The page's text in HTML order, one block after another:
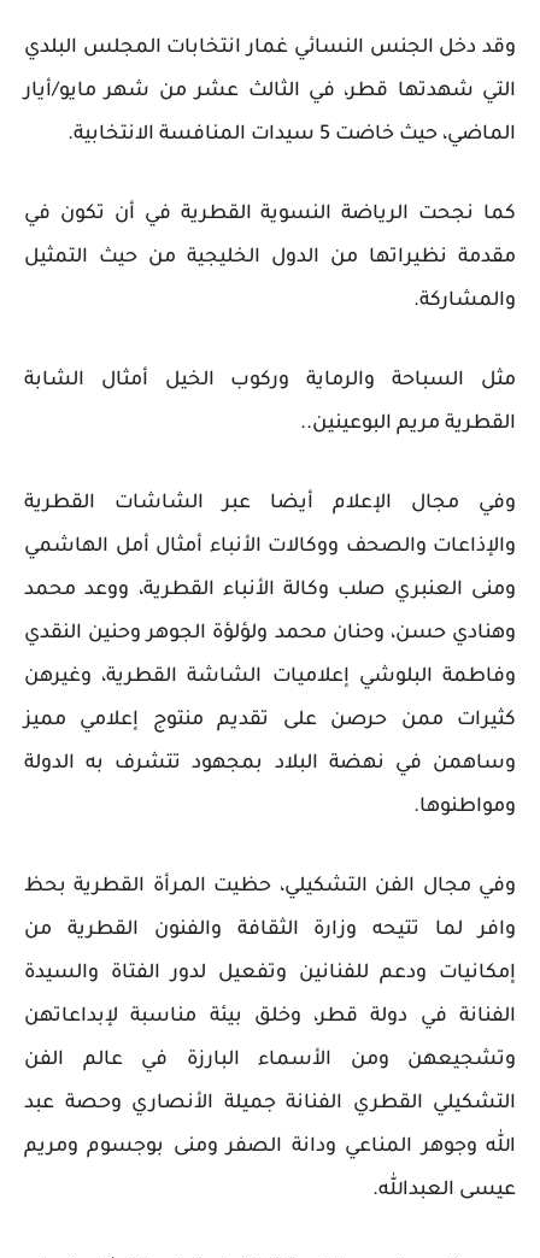
وقد دخل الجنس النسائي غمار انتخابات المجلس البلدي
التي شهدتها قطر، في الثالث عشر من شهر مايو/أيار
الماضي، حيث خاضت 5 سيدات المنافسة الانتخابية.
كما نجحت الرياضة النسوية القطرية في أن تكون في
مقدمة نظيراتها من الدول الخليجية من حيث التمثيل
والمشاركة.
مثل السباحة والرماية وركوب الخيل أمثال الشابة
القطرية مريم البوعينين..
وفي مجال الإعلام أيضا عبر الشاشات القطرية
والإذاعات والصحف ووكالات الأنباء أمثال أمل الهاشمي
ومنى العنبري صلب وكالة الأنباء القطرية، ووعد محمد
وهنادي حسن، وحنان محمد ولؤلؤة الجوهر وحنين النقدي
وفاطمة البلوشي إعلاميات الشاشة القطرية، وغيرهن
كثيرات ممن حرصن على تقديم منتوج إعلامي مميز
وساهمن في نهضة البلاد بمجهود تتشرف به الدولة
ومواطنوها.
وفي مجال الفن التشكيلي، حظيت المرأة القطرية بحظ
وافر لما تتيحه وزارة الثقافة والفنون القطرية من
إمكانيات ودعم للفنانين وتفعيل لدور الفتاة والسيدة
الفنانة في دولة قطر، وخلق بيئة مناسبة لإبداعاتهن
وتشجيعهن ومن الأسماء البارزة في عالم الفن
التشكيلي القطري الفنانة جميلة الأنصاري وحصة عبد
الله وجوهر المناعي ودانة الصفر ومنى بوجسوم ومريم
عيسى العبدالله.